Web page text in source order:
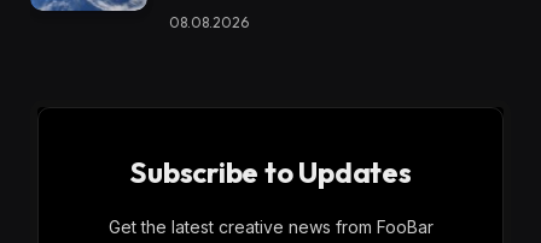
08.08.2026
Subscribe to Updates
Get the latest creative news from FooBar